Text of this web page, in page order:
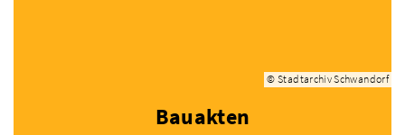
© Stadtarchiv Schwandorf
Bauakten